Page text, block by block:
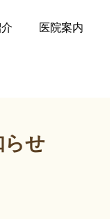
医院案内
らせ